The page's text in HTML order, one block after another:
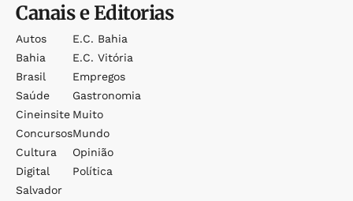
Canais e Editorias
Autos
Bahia
Brasil
Saúde
Cineinsite
Concursos
Cultura
Digital
Salvador
E.c. Bahia
E.c. Vitória
Empregos
Gastronomia
Muito
Mundo
Opinião
Política